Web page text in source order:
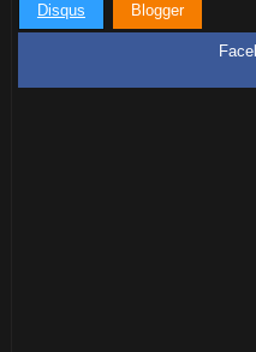
Disqus Blogger